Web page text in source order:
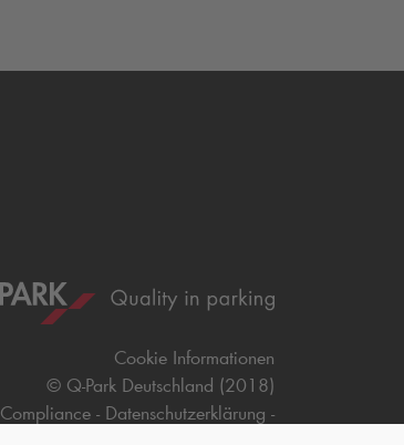
Cookie Informationen
© Q-Park Deutschland (2018)
Compliance
Datenschutzerklärung